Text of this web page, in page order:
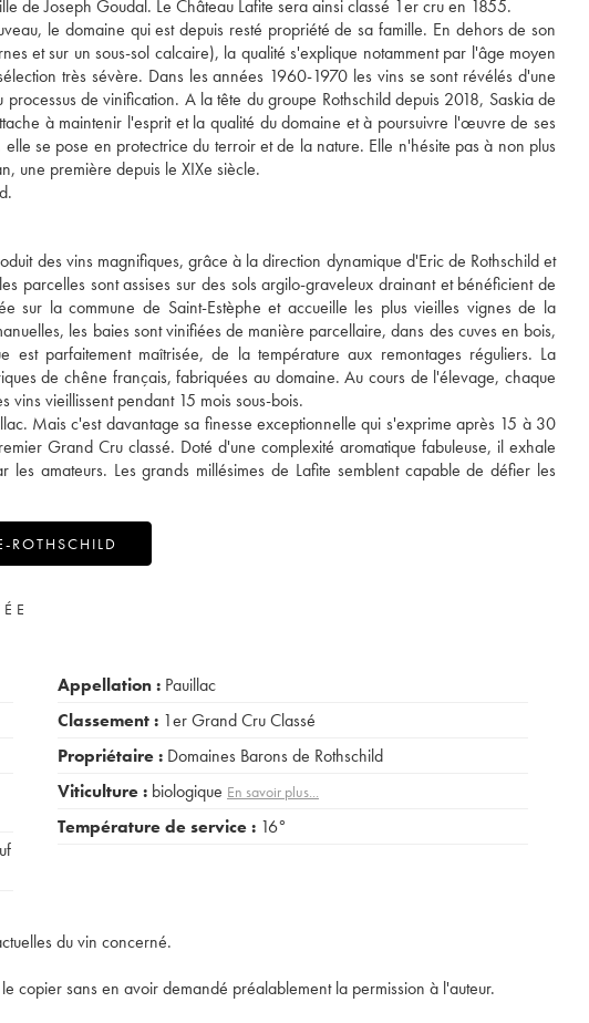
de Joseph Goudal. Le Château Lafite sera ainsi classé 1er cru en 1855.
le domaine qui est depuis resté propriété de sa famille. En dehors de son
et sur un sous-sol calcaire), la qualité s'explique notamment par l'âge moyen
très sévère. Dans les années 1960-1970 les vins se sont révélés d'une
de vinification. A la tête du groupe Rothschild depuis 2018, Saskia de
à maintenir l'esprit et la qualité du domaine et à poursuivre l'œuvre de ses
se pose en protectrice du terroir et de la nature. Elle n'hésite pas à non plus
une première depuis le XIXe siècle.
des vins magnifiques, grâce à la direction dynamique d'Eric de Rothschild et
parcelles sont assises sur des sols argilo-graveleux drainant et bénéficient de
sur la commune de Saint-Estèphe et accueille les plus vieilles vignes de la
les baies sont vinifiées de manière parcellaire, dans des cuves en bois,
parfaitement maîtrisée, de la température aux remontages réguliers. La
de chêne français, fabriquées au domaine. Au cours de l'élevage, chaque
vieillissent pendant 15 mois sous-bois.
Mais c'est davantage sa finesse exceptionnelle qui s'exprime après 15 à 30
Grand Cru classé. Doté d'une complexité aromatique fabuleuse, il exhale
amateurs. Les grands millésimes de Lafite semblent capable de défier les
ROTHSCHILD
Appellation : Pauillac
Classement : 1er Grand Cru Classé
Propriétaire : Domaines Barons de Rothschild
Viticulture : biologique En savoir plus...
Température de service : 16°
du vin concerné.
copier sans en avoir demandé préalablement la permission à l'auteur.